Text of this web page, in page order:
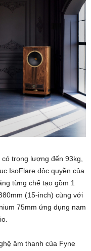
trọng lượng đến 93kg,
IsoFlare độc quyền của
từng chế tạo gồm 1
(15-inch) cùng với
75mm ứng dụng nam
âm thanh của Fyne